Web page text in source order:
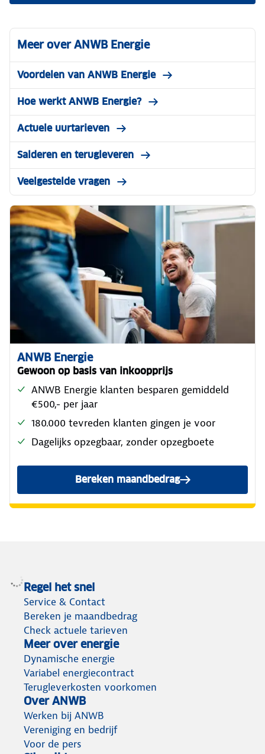
Meer over ANWB Energie
Voordelen van ANWB Energie
Hoe werkt ANWB Energie?
Actuele uurtarieven
Salderen en terugleveren
Veelgestelde vragen
ANWB Energie
Gewoon op basis van inkoopprijs
ANWB Energie klanten besparen gemiddeld
€500,- per jaar
180.000 tevreden klanten gingen je voor
Dagelijks opzegbaar, zonder opzegboete
Bereken maandbedrag
Regel het snel
Service & Contact
Bereken je maandbedrag
Check actuele tarieven
Meer over energie
Dynamische energie
Variabel energiecontract
Terugleverkosten voorkomen
Over ANWB
Werken bij ANWB
Vereniging en bedrijf
Voor de pers